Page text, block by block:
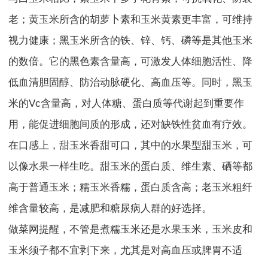
老；黄玉米所含的胡萝卜素和玉米黄素更丰富，可维持
视力健康；黑玉米所含的铁、锌、钙、磷等是其他玉米
的数倍。它的黑色素含量高，可激发人体细胞活性、降
低血清胆固醇、防治动脉硬化、高血压等。同时，黑玉
米的Vc含量高，对人体糖、蛋白质等代谢起到重要作
用，能促进细胞间质的形成，还对缺铁性贫血有疗效。
在口感上，甜玉米香甜可口，其中的水果型甜玉米，可
以像水果一样生吃。甜玉米的蛋白质、维生素、硒等都
高于普通玉米；糯玉米香糯，蛋白质含高；老玉米粗纤
维含量较高，是减肥和糖尿病人群的好选择。
做菜网提醒，不管是煮糯玉米还是水果玉米，玉米皮和
玉米须子都不宜剥下来，尤其是对高血压或脾胃不适